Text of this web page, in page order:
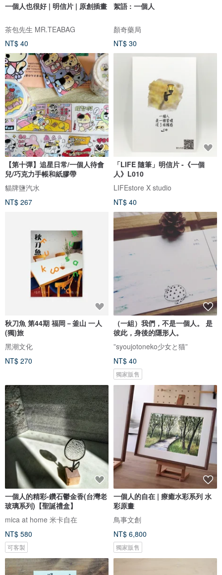
一個人也很好 | 明信片 | 原創插畫
茶包先生 MR.TEABAG
NT$ 40
絮語 : 一個人
顏奇藥局
NT$ 30
【第十彈】追星日常/一個人待會
兒/巧克力手帳和紙膠帶
貓牌鹽汽水
NT$ 267
「LIFE 隨筆」明信片 -《一個
人》L010
LIFEstore X studio
NT$ 40
秋刀魚 第44期 福岡－釜山 一人
(獨)旅
黑潮文化
NT$ 270
（一組）我們，不是一個人。 是
彼此，身後的隱形人。
”syoujotoneko少女と猫”
NT$ 40
獨家販售
一個人的精彩-鑽石鬱金香(台灣老
玻璃系列)【聖誕禮盒】
mica at home 米卡自在
NT$ 580
可客製
一個人的自在 | 療癒水彩系列 水
彩原畫
鳥事文創
NT$ 6,800
獨家販售